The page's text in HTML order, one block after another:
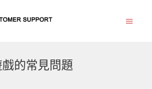
戲的常見問題